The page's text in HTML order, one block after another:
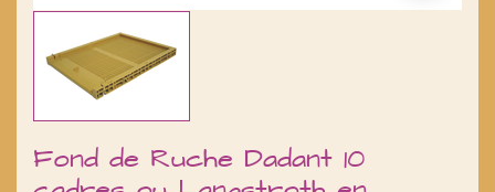
Fond de Ruche Dadant 10